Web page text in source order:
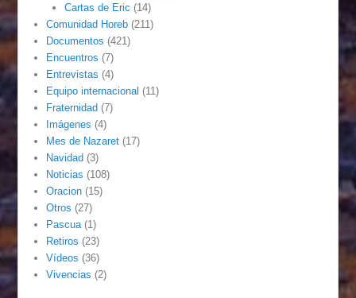
Cartas de Eric (14)
Comunidad Horeb (211)
Documentos (421)
Encuentros (7)
Entrevistas (4)
Equipo internacional (11)
Fraternidad (7)
Imágenes (4)
Mes de Nazaret (17)
Navidad (3)
Noticias (108)
Oracion (15)
Otros (27)
Pascua (1)
Retiros (23)
Vídeos (36)
Vivencias (2)